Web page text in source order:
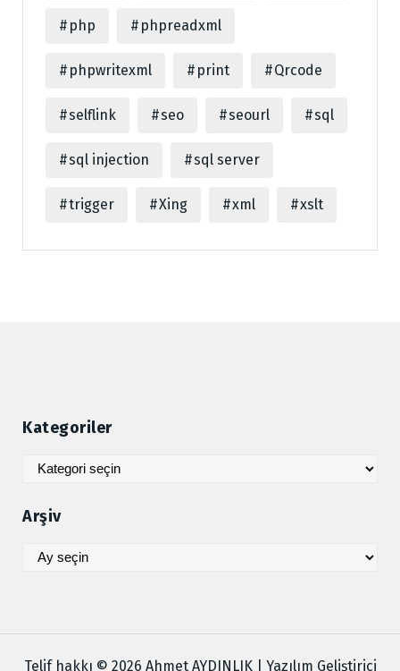
php phpreadxml
phpwritexml print Qrcode
selflink seo seourl sql
sql injection sql server
trigger Xing xml xslt
Kategoriler
Kategoriler
Arşiv
Arşiv
Telif hakkı © 2026 Ahmet AYDINLIK | Yazılım Geliştirici